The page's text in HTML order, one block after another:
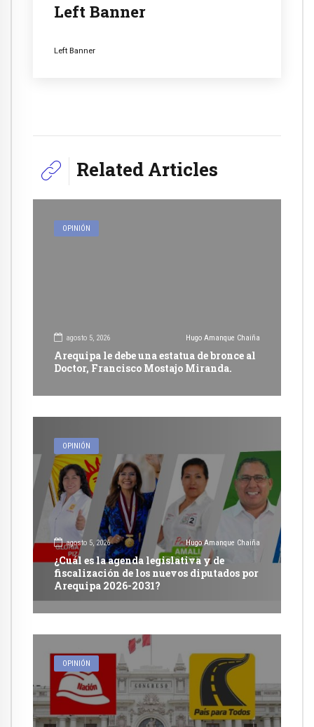
Left Banner
Left Banner
Related Articles
OPINIÓN
agosto 5, 2026 Hugo Amanque Chaiña
Arequipa le debe una estatua de bronce al
Doctor, Francisco Mostajo Miranda.
OPINIÓN
agosto 5, 2026 Hugo Amanque Chaiña
¿Cuál es la agenda legislativa y de
fiscalización de los nuevos diputados por
Arequipa 2026-2031?
OPINIÓN